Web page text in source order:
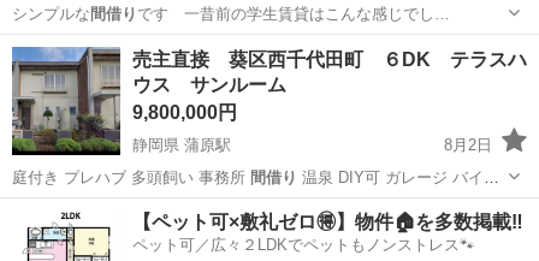
シンプルな 間借り です 一昔前の学生賃貸はこんな感じでし…
京都 京都市 北大路駅 アパート
売主直接 葵区西千代田町 ６DK テラスハ
ウス サンルーム
9,800,000円
静岡県 蒲原駅
8月2日
庭付き プレハブ 多頭飼い 事務所 間借り 温泉 DIY可 ガレージ バイク
駐…
蒲原駅 中古（マンション/一戸建て）
初期
【ペット可×敷礼ゼロ🉐】物件🏠を多数掲載‼️
ペット可／広々２LDKでペットもノンストレス🐾